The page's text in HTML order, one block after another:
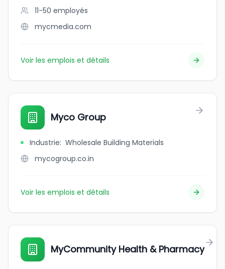
11-50 employés
mycmedia.com
Voir les emplois et détails
Myco Group
Industrie: Wholesale Building Materials
mycogroup.co.in
Voir les emplois et détails
MyCommunity Health & Pharmacy